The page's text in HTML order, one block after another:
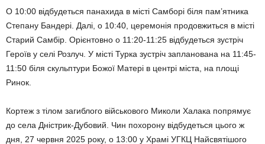
О 10:00 відбудеться панахида в місті Самборі біля пам’ятника
Степану Бандері. Далі, о 10:40, церемонія продовжиться в місті
Старий Самбір. Орієнтовно о 11:20-11:25 відбудеться зустріч
Героїв у селі Розлуч. У місті Турка зустріч запланована на 11:45-
11:50 біля скульптури Божої Матері в центрі міста, на площі
Ринок.
Кортеж з тілом загиблого військового Миколи Халака попрямує
до села Дністрик-Дубовий. Чин похорону відбудеться цього ж
дня, 27 червня 2025 року, о 13:00 у Храмі УГКЦ Найсвятішого